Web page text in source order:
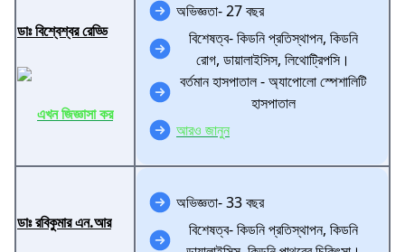
ডাঃ বিশ্বেশ্বর রেড্ডি
এখন জিজ্ঞাসা কর
অভিজ্ঞতা- 27 বছর
বিশেষত্ব- কিডনি প্রতিস্থাপন, কিডনি
রোগ, ডায়ালাইসিস, লিথোট্রিপসি।
বর্তমান হাসপাতাল - অ্যাপোলো স্পেশালিটি
হাসপাতাল
আরও জানুন
ডাঃ রবিকুমার এন.আর
অভিজ্ঞতা- 33 বছর
বিশেষত্ব- কিডনি প্রতিস্থাপন, কিডনি